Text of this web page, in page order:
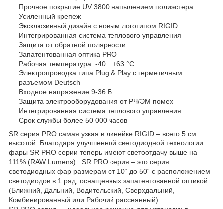
Прочное покрытие UV 3800 напылением полиэстера
Усиленный крепеж
Эксклюзивный дизайн с новым логотипом RIGID
Интегрированная система теплового управления
Защита от обратной полярности
Запатентованная оптика PRO
Рабочая температура: -40…+63 °C
Электропроводка типа Plug & Play с герметичным
разъемом Deutsch
Входное напряжение 9-36 В
Защита электрооборудования от РЧ/ЭМ помех
Интегрированная система теплового управления
Срок службы более 50 000 часов
SR серия PRO самая узкая в линейке RIGID – всего 5 см
высотой. Благодаря улучшенной светодиодной технологии
фары SR PRO серии теперь имеют светоотдачу выше на
111% (RAW Lumens) . SR PRO серия – это серия
светодиодных фар размерам от 10“ до 50“ с расположением
светодиодов в 1 ряд, оснащенных запатентованной оптикой
(Ближний, Дальний, Водительский, Сверхдальний,
Комбинированный или Рабочий рассеянный).